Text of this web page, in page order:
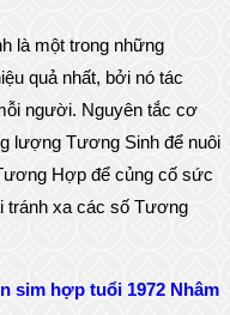
là một trong những
quả nhất, bởi nó tác
người. Nguyên tắc cơ
lượng Tương Sinh để nuôi
Hợp để củng cố sức
tránh xa các số Tương
sim hợp tuổi 1972 Nhâm